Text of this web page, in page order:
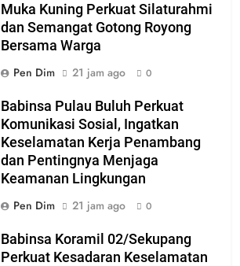
Muka Kuning Perkuat Silaturahmi
dan Semangat Gotong Royong
Bersama Warga
Pen Dim
21 jam ago 0
Babinsa Pulau Buluh Perkuat
Komunikasi Sosial, Ingatkan
Keselamatan Kerja Penambang
dan Pentingnya Menjaga
Keamanan Lingkungan
Pen Dim
21 jam ago 0
Babinsa Koramil 02/Sekupang
Perkuat Kesadaran Keselamatan